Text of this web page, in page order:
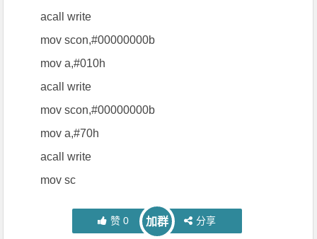
acall write
mov scon,#00000000b
mov a,#010h
acall write
mov scon,#00000000b
mov a,#70h
acall write
mov sc
赞 0 加群 分享